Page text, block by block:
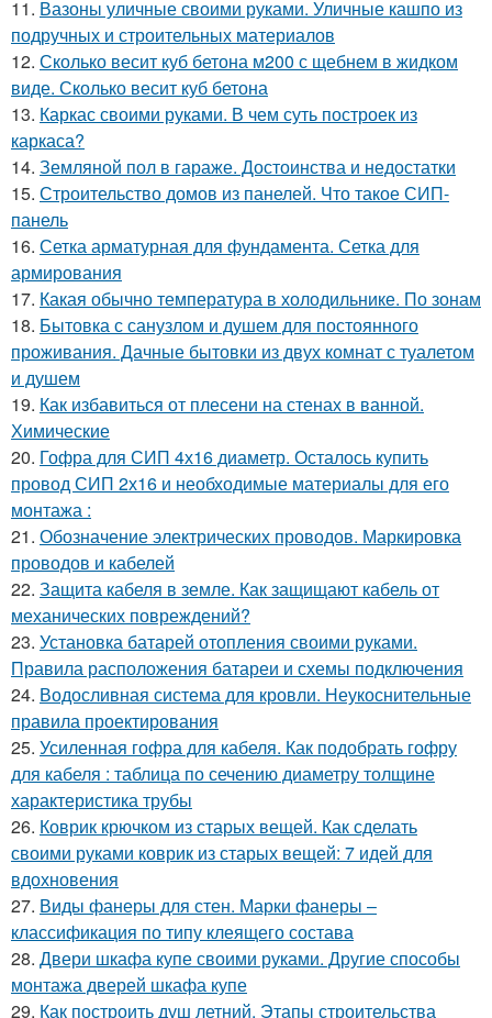
11. Вазоны уличные своими руками. Уличные кашпо из
подручных и строительных материалов
12. Сколько весит куб бетона м200 с щебнем в жидком
виде. Сколько весит куб бетона
13. Каркас своими руками. В чем суть построек из
каркаса?
14. Земляной пол в гараже. Достоинства и недостатки
15. Строительство домов из панелей. Что такое СИП-
панель
16. Сетка арматурная для фундамента. Сетка для
армирования
17. Какая обычно температура в холодильнике. По зонам
18. Бытовка с санузлом и душем для постоянного
проживания. Дачные бытовки из двух комнат с туалетом
и душем
19. Как избавиться от плесени на стенах в ванной.
Химические
20. Гофра для СИП 4х16 диаметр. Осталось купить
провод СИП 2х16 и необходимые материалы для его
монтажа :
21. Обозначение электрических проводов. Маркировка
проводов и кабелей
22. Защита кабеля в земле. Как защищают кабель от
механических повреждений?
23. Установка батарей отопления своими руками.
Правила расположения батареи и схемы подключения
24. Водосливная система для кровли. Неукоснительные
правила проектирования
25. Усиленная гофра для кабеля. Как подобрать гофру
для кабеля : таблица по сечению диаметру толщине
характеристика трубы
26. Коврик крючком из старых вещей. Как сделать
своими руками коврик из старых вещей: 7 идей для
вдохновения
27. Виды фанеры для стен. Марки фанеры –
классификация по типу клеящего состава
28. Двери шкафа купе своими руками. Другие способы
монтажа дверей шкафа купе
29. Как построить душ летний. Этапы строительства